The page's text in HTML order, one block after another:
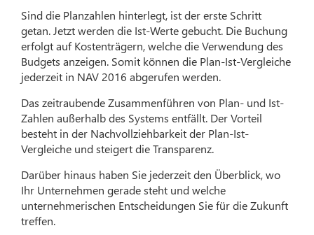
Sind die Planzahlen hinterlegt, ist der erste Schritt
getan. Jetzt werden die Ist-Werte gebucht. Die Buchung
erfolgt auf Kostenträgern, welche die Verwendung des
Budgets anzeigen. Somit können die Plan-Ist-Vergleiche
jederzeit in NAV 2016 abgerufen werden.
Das zeitraubende Zusammenführen von Plan- und Ist-
Zahlen außerhalb des Systems entfällt. Der Vorteil
besteht in der Nachvollziehbarkeit der Plan-Ist-
Vergleiche und steigert die Transparenz.
Darüber hinaus haben Sie jederzeit den Überblick, wo
Ihr Unternehmen gerade steht und welche
unternehmerischen Entscheidungen Sie für die Zukunft
treffen.